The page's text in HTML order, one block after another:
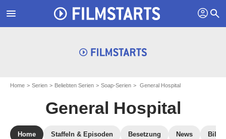
menu profil search
Home Serien Beliebten Serien Soap-Serien General Hospital
General Hospital
Home Staffeln & Episoden Besetzung News Bilder